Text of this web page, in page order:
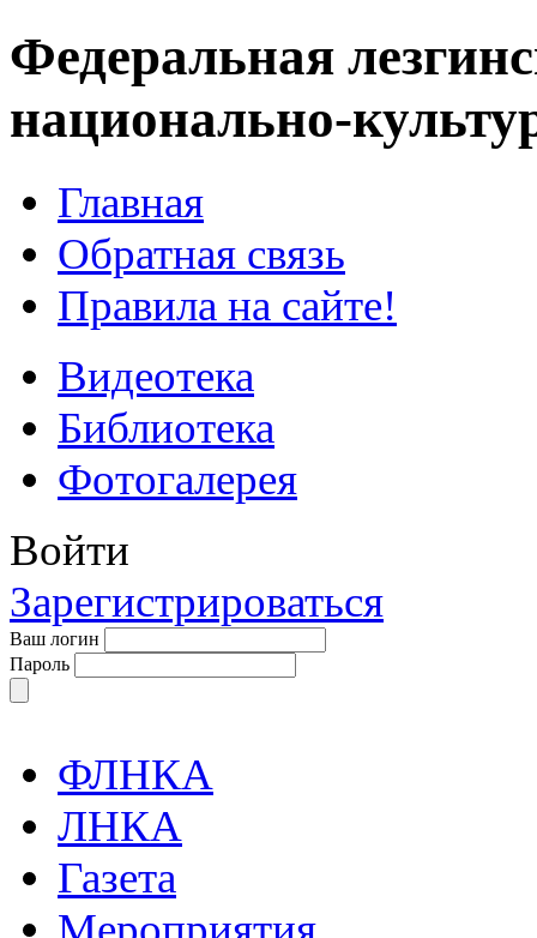
Федеральная
национально-
Главная
Обратная связь
Правила на сайте!
Видеотека
Библиотека
Фотогалерея
Войти
Зарегистрироваться
Ваш логин
Пароль
ФЛНКА
ЛНКА
Газета